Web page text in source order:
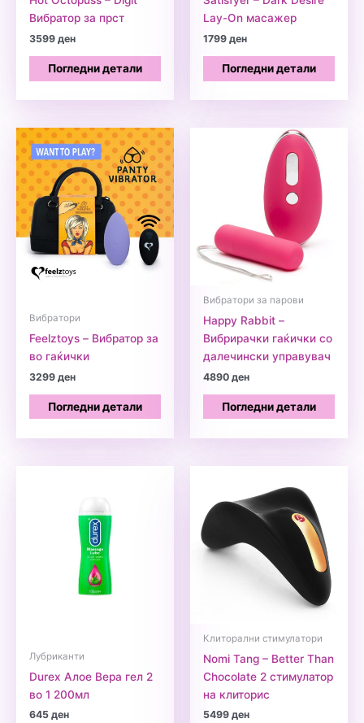
Вибратор за прст
3599ден
Погледни детали
Lay-On масажер
1799ден
Погледни детали
Вибратори
Feelztoys – Вибратор за
во гаќички
3299ден
Погледни детали
Вибратори за парови
Happy Rabbit –
Вибрирачки гаќички со
далечински управувач
4890ден
Погледни детали
Лубриканти
Durex Алое Вера гел 2
во 1 200мл
645ден
Клиторални стимулатори
Nomi Tang – Better Than
Chocolate 2 стимулатор
на клиторис
5499ден